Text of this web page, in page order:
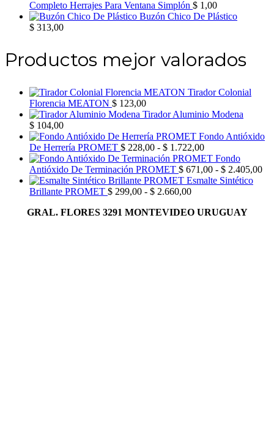
Completo Herrajes Para Ventana Simplón $ 1,00
Buzón Chico De Plástico
$ 313,00
Productos mejor valorados
Tirador Colonial
Florencia MEATON $ 123,00
Tirador Aluminio Modena
$ 104,00
Fondo Antióxido
De Herrería PROMET $ 228,00 - $ 1.722,00Rango
de
precios:
desde
$ 1.722,00
Fondo
Antióxido De Terminación PROMET $ 671,00 - $ 2.405,00
Esmalte Sintético
Brillante PROMET $ 299,00 - $ 2.660,00Rango
precios:
GRAL. FLORES 3291 MONTEVIDEO URUGUAY